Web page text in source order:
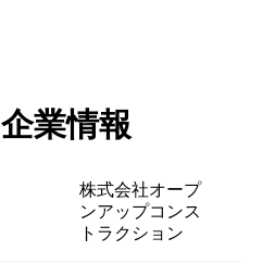
企業情報
株式会社オープ
ンアップコンス
トラクション